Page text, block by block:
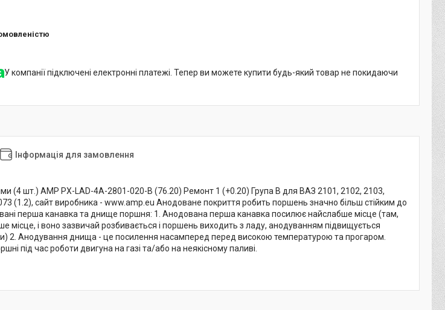
У компанії підключені електронні платежі. Тепер ви можете купити будь-який товар не покидаючи
Інформація для замовлення
(4 шт.) AMP PX-LAD-4A-2801-020-B (76.20) Ремонт 1 (+0.20) Група B для ВАЗ 2101, 2102, 2103,
(1.2), сайт виробника - www.amp.eu Анодоване покриття робить поршень значно більш стійким до
перша канавка та днище поршня: 1. Анодована перша канавка посилює найслабше місце (там,
місце, і воно зазвичай розбивається і поршень виходить з ладу, анодуванням підвищується
2. Анодування днища - це посилення насамперед перед високою температурою та прогаром.
під час роботи двигуна на газі та/або на неякісному паливі.